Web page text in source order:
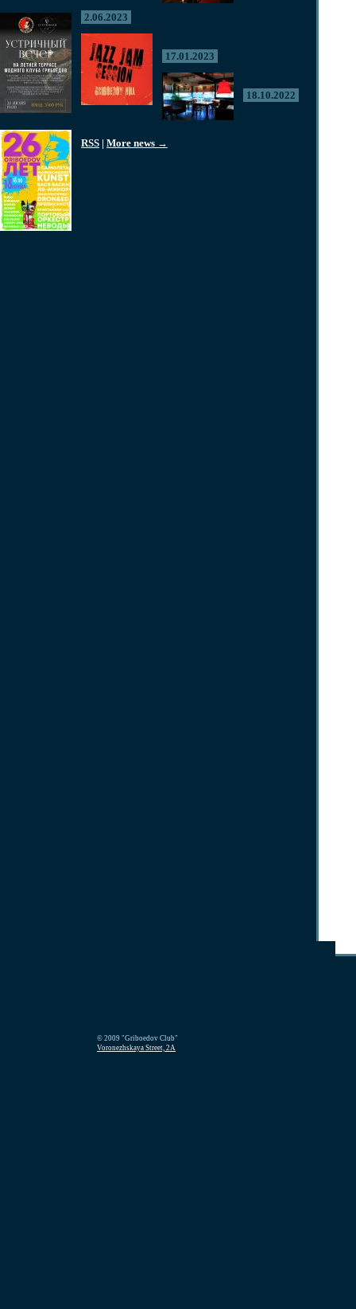
2.06.2023
17.01.2023
18.10.2022
RSS | More news →
© 2009 "Griboedov Club"
Voronezhskaya Street, 2A